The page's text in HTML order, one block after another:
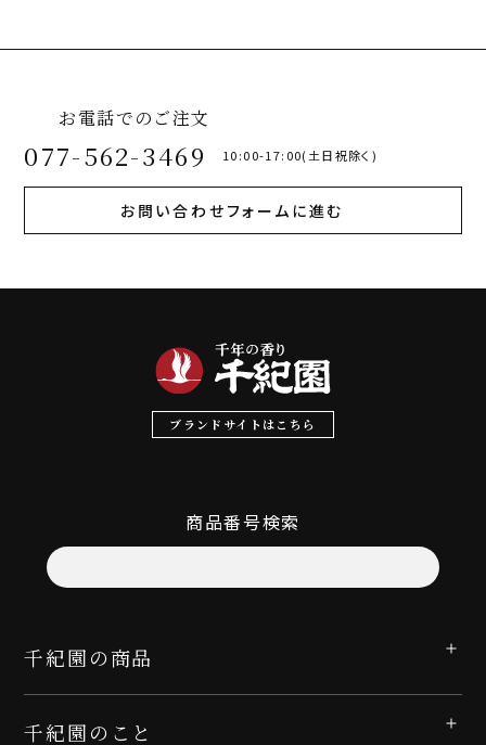
お電話でのご注文
077-562-3469 10:00-17:00(土日祝除く)
お問い合わせフォームに進む
ブランドサイトはこちら
商品番号検索
千紀園の商品
千紀園のこと